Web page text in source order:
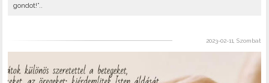
gondot!”..
2023-02-11, Szombat